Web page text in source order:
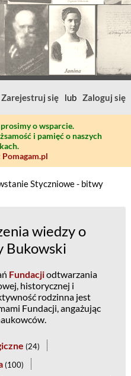
Zarejestruj się lub Zaloguj się
o wsparcie.
i pamięć o naszych
Styczniowe - bitwy
wiedzy o
Bukowski
Fundacjiodtwarzania
historycznej i
rodzinna jest
Fundacji, angażując
(24)
(100)